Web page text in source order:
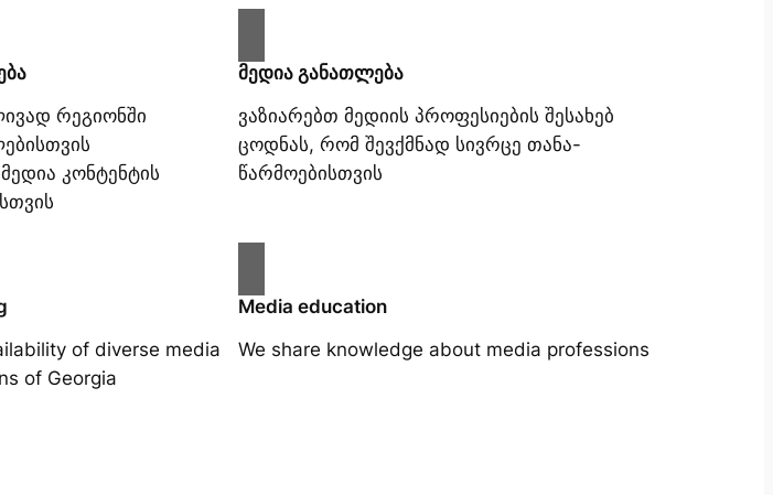
რეგიონში
კონტენტის
მედია განათლება
ვაზიარებთ მედიის პროფესიების შესახებ
ცოდნას, რომ შევქმნად სივრცე თანა-
წარმოებისთვის
of diverse media
of Georgia
Media education
We share knowledge about media professions